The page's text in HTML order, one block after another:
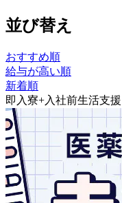
並び替え
おすすめ順
給与が高い順
新着順
即入寮+入社前生活支援